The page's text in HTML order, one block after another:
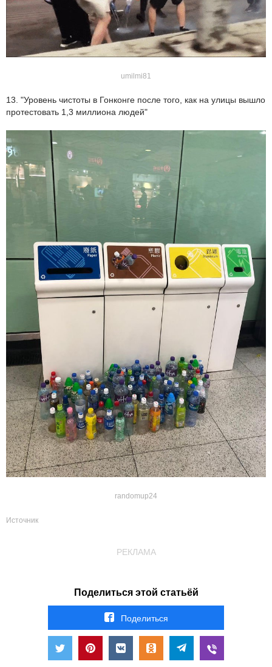
umilmi81
13. "Уровень чистоты в Гонконге после того, как на улицы вышло
протестовать 1,3 миллиона людей"
randomup24
Источник
РЕКЛАМА
Поделиться этой статьёй
Поделиться